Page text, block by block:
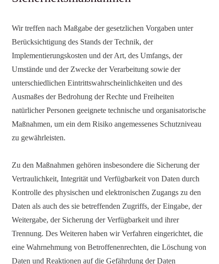
Wir treffen nach Maßgabe der gesetzlichen Vorgaben unter
Berücksichtigung des Stands der Technik, der
Implementierungskosten und der Art, des Umfangs, der
Umstände und der Zwecke der Verarbeitung sowie der
unterschiedlichen Eintrittswahrscheinlichkeiten und des
Ausmaßes der Bedrohung der Rechte und Freiheiten
natürlicher Personen geeignete technische und organisatorische
Maßnahmen, um ein dem Risiko angemessenes Schutzniveau
zu gewährleisten.
Zu den Maßnahmen gehören insbesondere die Sicherung der
Vertraulichkeit, Integrität und Verfügbarkeit von Daten durch
Kontrolle des physischen und elektronischen Zugangs zu den
Daten als auch des sie betreffenden Zugriffs, der Eingabe, der
Weitergabe, der Sicherung der Verfügbarkeit und ihrer
Trennung. Des Weiteren haben wir Verfahren eingerichtet, die
eine Wahrnehmung von Betroffenenrechten, die Löschung von
Daten und Reaktionen auf die Gefährdung der Daten